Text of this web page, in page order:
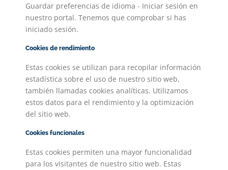
Guardar preferencias de idioma - Iniciar sesión en
nuestro portal. Tenemos que comprobar si has
iniciado sesión.
Cookies de rendimiento
Estas cookies se utilizan para recopilar información
estadística sobre el uso de nuestro sitio web,
también llamadas cookies analíticas. Utilizamos
estos datos para el rendimiento y la optimización
del sitio web.
Cookies funcionales
Estas cookies permiten una mayor funcionalidad
para los visitantes de nuestro sitio web. Estas